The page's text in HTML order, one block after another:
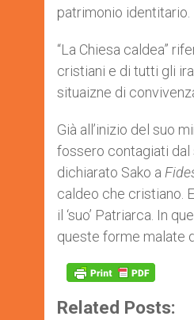
patrimonio identitario.
“La Chiesa caldea”
cristiani e di tutti gli
situaizne di
Già all’inizio del suo
fossero contagiati dal
dichiarato Sako a
caldeo che cristiano.
il ‘suo’ Patriarca. In
queste forme malate
Related Posts: